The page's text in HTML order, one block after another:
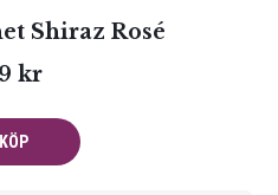
Shiraz Rosé
kr
KÖP